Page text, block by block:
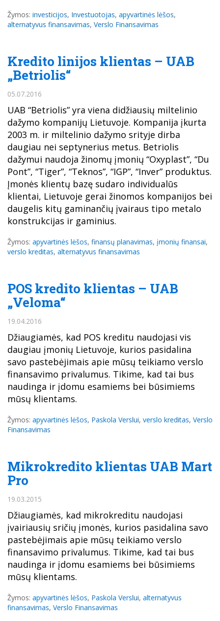
Žymos: investicijos, Investuotojas, apyvartinės lėšos,
alternatyvus finansavimas, Verslo Finansavimas
Kredito linijos klientas – UAB
„Betriolis“
05.07.2016
UAB “Betriolis” yra viena didžiausių miltelinio
dažymo kompanijų Lietuvoje. Kompanija įkurta
2003 m. ir miltelinio dažymo srityje dirba
daugiau nei septynerius metus. Betriolis
dažymui naudoja žinomų įmonių “Oxyplast”, “Du
Pont”, “Tiger”, “Teknos”, “IGP”, “Inver” produktus.
Įmonės klientų bazę sudaro individualūs
klientai, Lietuvoje gerai žinomos kompanijos bei
daugelis kitų gaminančių įvairaus tipo metalo
konstrukcijas ir gaminius.
Žymos: apyvartinės lėšos, finansų planavimas, įmonių finansai,
verslo kreditas, alternatyvus finansavimas
POS kredito klientas – UAB
„Veloma“
19.04.2016
Džiaugiamės, kad POS kreditu naudojasi vis
daugiau įmonių Lietuvoje, kurios pasidalina
savo pastebėjimais apie mūsų teikiamo verslo
finansavimo privalumus. Tikime, kad tai bus
naudinga ir įdomu esamiems bei būsimiems
mūsų klientams.
Žymos: apyvartinės lėšos, Paskola Verslui, verslo kreditas, Verslo
Finansavimas
Mikrokredito klientas UAB Mart
Pro
19.03.2015
Džiaugiamės, kad mikrokreditu naudojasi
įvairiausių sričių įmonės, kurios pasidalina savo
pastebėjimais apie mūsų teikiamo verslo
finansavimo privalumus. Tikime, kad tai bus
naudinga ir įdomu esamiems bei būsimiems
mūsų klientams.
Žymos: apyvartinės lėšos, Paskola Verslui, alternatyvus
finansavimas, Verslo Finansavimas